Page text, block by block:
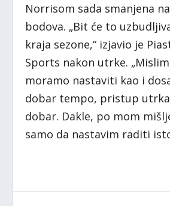
Norrisom sada smanjena
bodova. „Bit će to
kraja sezone,“ izjavio je
Sports nakon utrke.
moramo nastaviti kao i
dobar tempo, pristup
dobar. Dakle, po mom
samo da nastavim raditi